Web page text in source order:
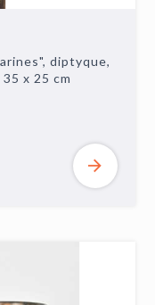
diptyque,
x 25 cm